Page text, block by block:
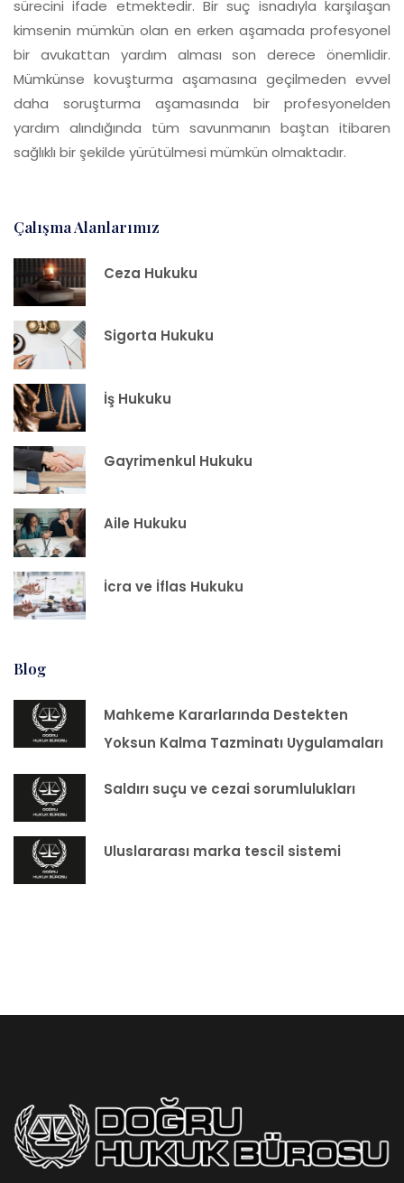
sürecini ifade etmektedir. Bir suç isnadıyla karşılaşan
kimsenin mümkün olan en erken aşamada profesyonel
bir avukattan yardım alması son derece önemlidir.
Mümkünse kovuşturma aşamasına geçilmeden evvel
daha soruşturma aşamasında bir profesyonelden
yardım alındığında tüm savunmanın baştan itibaren
sağlıklı bir şekilde yürütülmesi mümkün olmaktadır.
Çalışma Alanlarımız
Ceza Hukuku
Sigorta Hukuku
İş Hukuku
Gayrimenkul Hukuku
Aile Hukuku
İcra ve İflas Hukuku
Blog
Mahkeme Kararlarında Destekten
Yoksun Kalma Tazminatı Uygulamaları
Saldırı suçu ve cezai sorumlulukları
Uluslararası marka tescil sistemi